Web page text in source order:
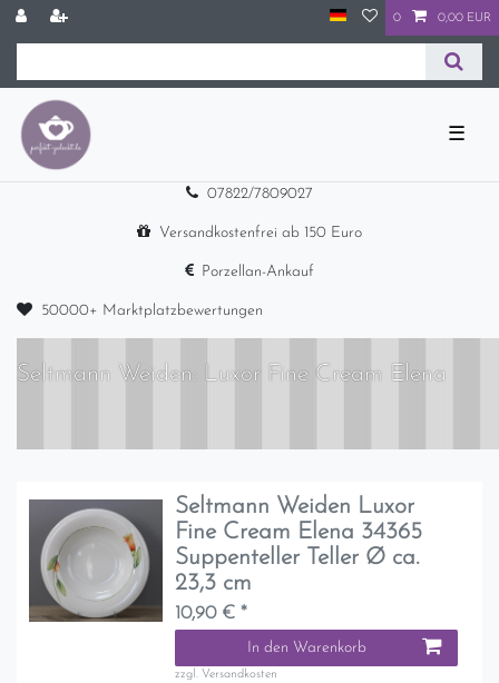
0 0,00 EUR
☰
07822/7809027
Versandkostenfrei ab 150 Euro
Porzellan-Ankauf
50000+ Marktplatzbewertungen
Seltmann Weiden: Luxor Fine Cream Elena
Seltmann Weiden Luxor
Fine Cream Elena 34365
Suppenteller Teller Ø ca.
23,3 cm
10,90 € *
In den Warenkorb
zzgl. Versandkosten